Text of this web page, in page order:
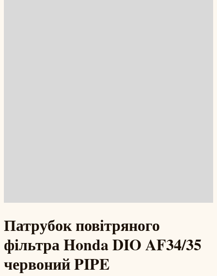
Патрубок повітряного
фільтра Honda DIO AF34/35
червоний PIPE